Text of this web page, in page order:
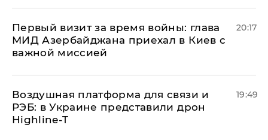
Первый визит за время войны: глава
МИД Азербайджана приехал в Киев с
важной миссией
20:17
Воздушная платформа для связи и
РЭБ: в Украине представили дрон
Highline-T
19:49